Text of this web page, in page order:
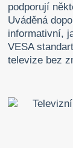
podporují
Uváděná
informativní,
VESA
televize bez